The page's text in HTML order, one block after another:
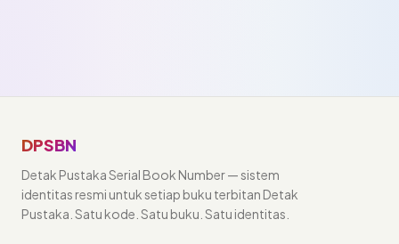
DPSBN
Detak Pustaka Serial Book Number — sistem
identitas resmi untuk setiap buku terbitan Detak
Pustaka. Satu kode. Satu buku. Satu identitas.